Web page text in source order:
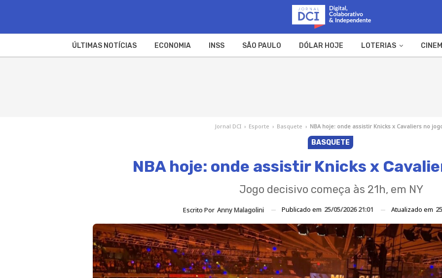
ÚLTIMAS NOTÍCIAS ECONOMIA INSS SÃO PAULO DÓLAR HOJE LOTERIAS
Jornal DCI › Esporte › Basquete › NBA hoje: onde assistir Knicks x Cavaliers no
BASQUETE
NBA hoje: onde assistir Knicks x
Jogo decisivo começa às 21h, em NY
Escrito Por Anny Malagolini Publicado em 25/05/2026 21:01 Atualizado em